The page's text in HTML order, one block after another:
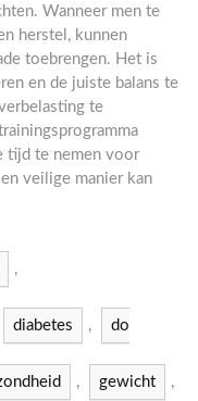
Wanneer men te
herstel, kunnen
toebrengen. Het is
en de juiste balans te
te
tijd te nemen voor
veilige manier kan
,
diabetes , do
, gewicht ,